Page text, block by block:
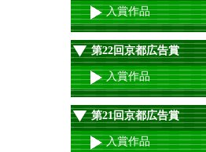
入賞作品
第22回京都広告賞
入賞作品
第21回京都広告賞
入賞作品